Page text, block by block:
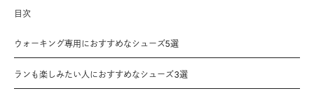
目次
ウォーキング専用におすすめなシューズ5選
ランも楽しみたい人におすすめなシューズ3選